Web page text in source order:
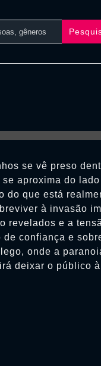
se vê preso
aproxima do
do que está
à invasão
revelados e a
confiança e
onde a
deixar o público